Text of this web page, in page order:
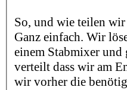
So, und wie teilen
Ganz einfach. Wir
einem Stabmixer und
verteilt dass wir am
wir vorher die